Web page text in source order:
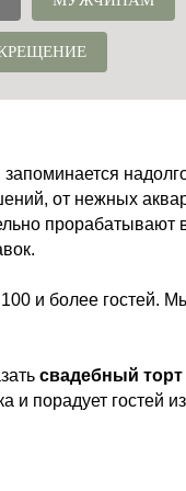
от нежных
и более гостей.
свадебный торт
и порадует гостей